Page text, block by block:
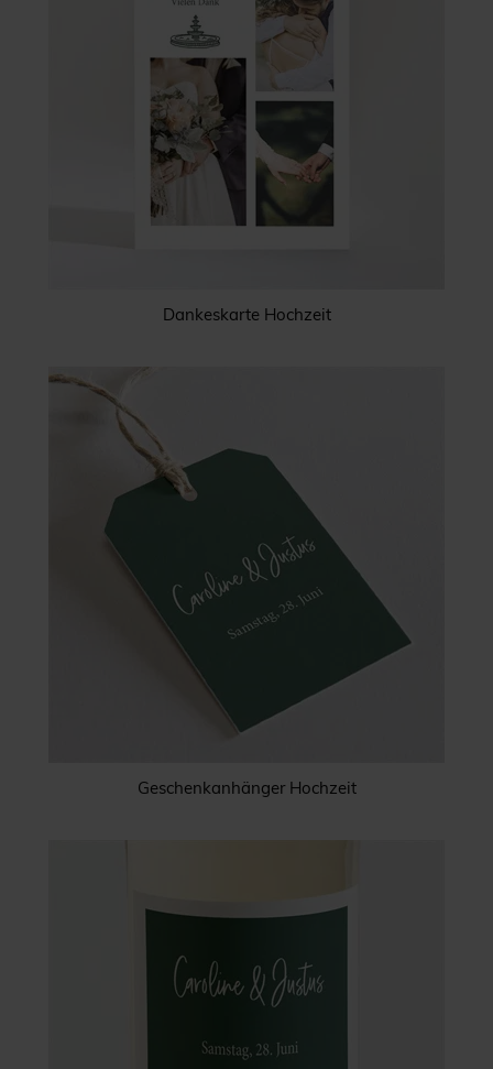
Dankeskarte Hochzeit
Geschenkanhänger Hochzeit